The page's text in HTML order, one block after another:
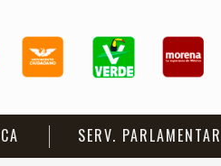
SERV.